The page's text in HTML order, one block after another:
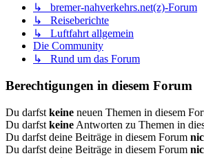
↳ bremer-nahverkehrs.net(z)-Forum
↳ Reiseberichte
↳ Luftfahrt allgemein
Die Community
↳ Rund um das Forum
Berechtigungen in diesem Forum
Du darfst keine neuen Themen in diesem
Du darfst keine Antworten zu Themen in
Du darfst deine Beiträge in diesem Forum
Du darfst deine Beiträge in diesem Forum